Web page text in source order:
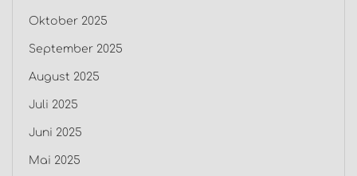
Oktober 2025
September 2025
August 2025
Juli 2025
Juni 2025
Mai 2025